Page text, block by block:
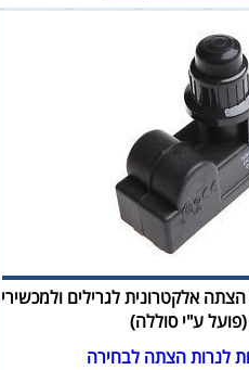
אלקטרונית לגרילים ולמכשירי
(פועל ע"י סוללה)